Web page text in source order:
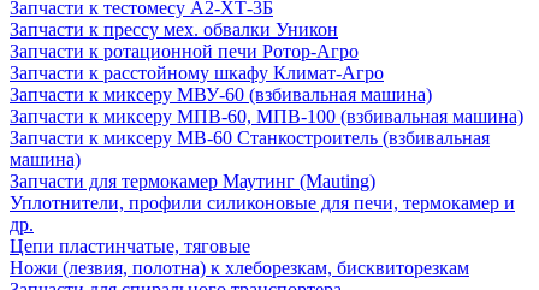
Запчасти к тестомесу А2-ХТ-3Б
Запчасти к прессу мех. обвалки Уникон
Запчасти к ротационной печи Ротор-Агро
Запчасти к расстойному шкафу Климат-Агро
Запчасти к миксеру МВУ-60 (взбивальная машина)
Запчасти к миксеру МПВ-60, МПВ-100 (взбивальная машина)
Запчасти к миксеру МВ-60 Станкостроитель (взбивальная
машина)
Запчасти для термокамер Маутинг (Mauting)
Уплотнители, профили силиконовые для печи, термокамер и
др.
Цепи пластинчатые, тяговые
Ножи (лезвия, полотна) к хлеборезкам, бисквиторезкам